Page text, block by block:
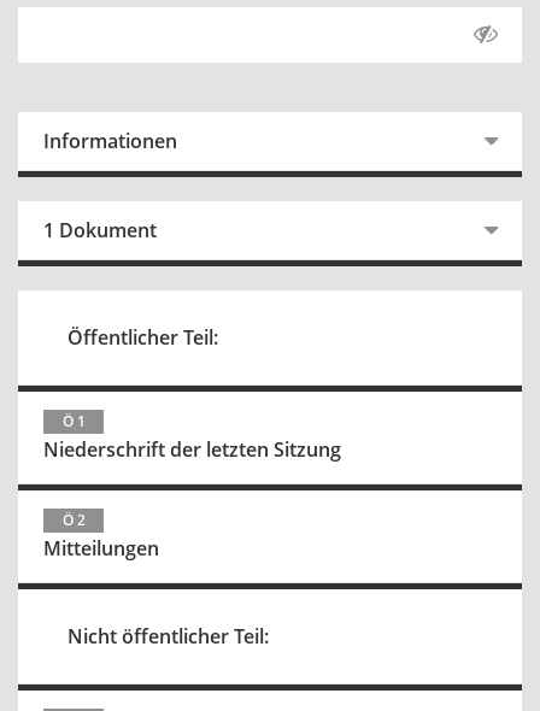
Informationen
1 Dokument
Öffentlicher Teil:
Ö 1
Niederschrift der letzten Sitzung
Ö 2
Mitteilungen
Nicht öffentlicher Teil: